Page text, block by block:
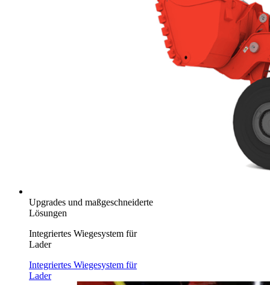
Upgrades und maßgeschneiderte
Lösungen
Integriertes Wiegesystem für
Lader
Integriertes Wiegesystem für
Lader